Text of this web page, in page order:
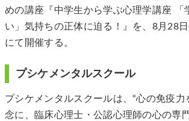
めの講座『中学生から学ぶ心理学講座 「
い」気持ちの正体に迫る！』を、8月28
にて開催する。
プシケメンタルスクール
プシケメンタルスクールは、“心の免疫力
念に、臨床心理士・公認心理師の心の専